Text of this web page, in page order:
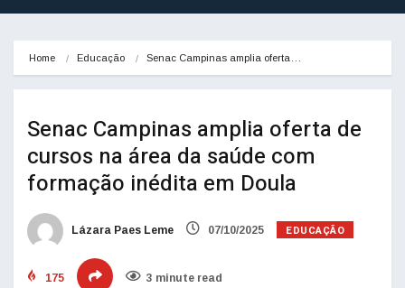
Home Educação Senac Campinas amplia oferta…
Senac Campinas amplia oferta de
cursos na área da saúde com
formação inédita em Doula
Lázara Paes Leme 07/10/2025 EDUCAÇÃO
175 3 minute read